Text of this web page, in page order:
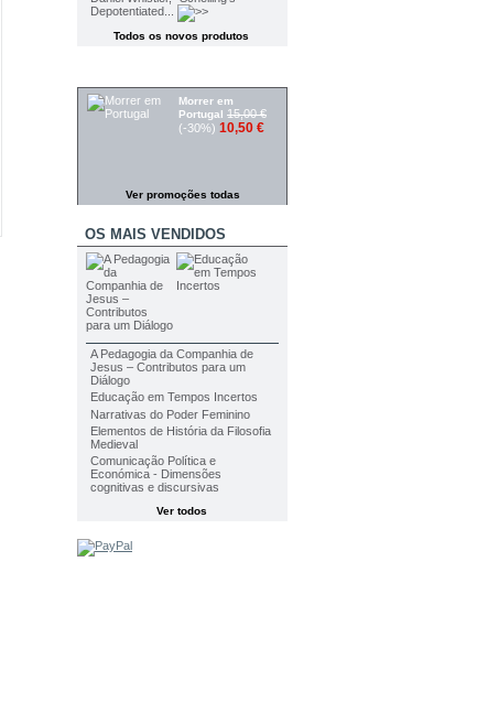
Depotentiated...
Todos os novos produtos
Morrer em
Portugal 15,00 €
(-30%) 10,50 €
Ver promoções todas
OS MAIS VENDIDOS
A Pedagogia da Companhia de
Jesus – Contributos para um
Diálogo
Educação em Tempos Incertos
Narrativas do Poder Feminino
Elementos de História da Filosofia
Medieval
Comunicação Política e
Económica - Dimensões
cognitivas e discursivas
Ver todos